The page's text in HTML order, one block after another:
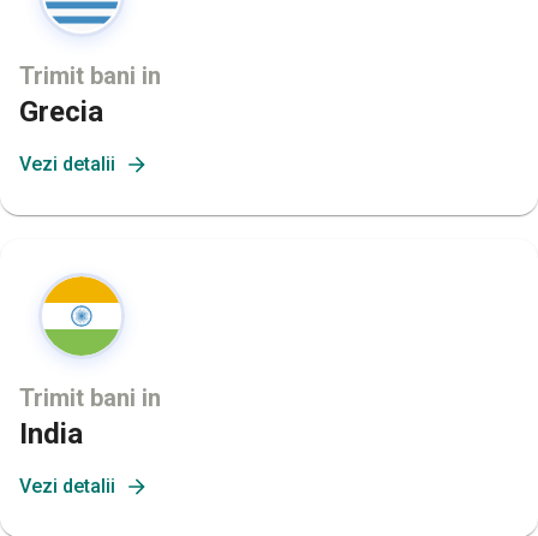
Trimit bani in
Grecia
Vezi detalii
Trimit bani in
India
Vezi detalii